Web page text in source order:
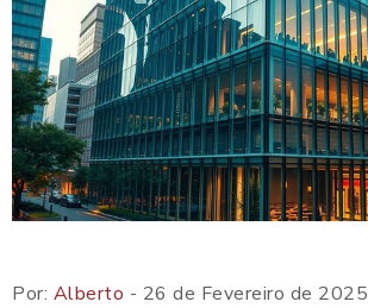
Por: Alberto - 26 de Fevereiro de 2025